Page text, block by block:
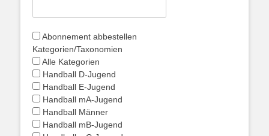
Abonnement abbestellen
Kategorien/Taxonomien
Alle Kategorien
Handball D-Jugend
Handball E-Jugend
Handball mA-Jugend
Handball Männer
Handball mB-Jugend